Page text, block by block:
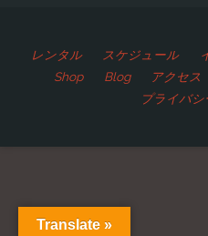
レンタル スケジュール
Shop
Blog アクセス
プライバ
Translate »